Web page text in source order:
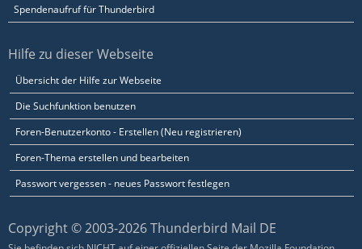
Spendenaufruf für Thunderbird
Hilfe zu dieser Webseite
Übersicht der Hilfe zur Webseite
Die Suchfunktion benutzen
Foren-Benutzerkonto - Erstellen (Neu registrieren)
Foren-Thema erstellen und bearbeiten
Passwort vergessen - neues Passwort festlegen
Copyright © 2003-2026 Thunderbird Mail DE